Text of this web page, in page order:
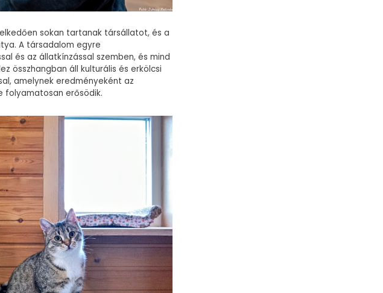
sokan tartanak társállatot, és a
A társadalom egyre
és az állatkínzással szemben, és mind
összhangban áll kulturális és erkölcsi
amelynek eredményeként az
folyamatosan erősödik.